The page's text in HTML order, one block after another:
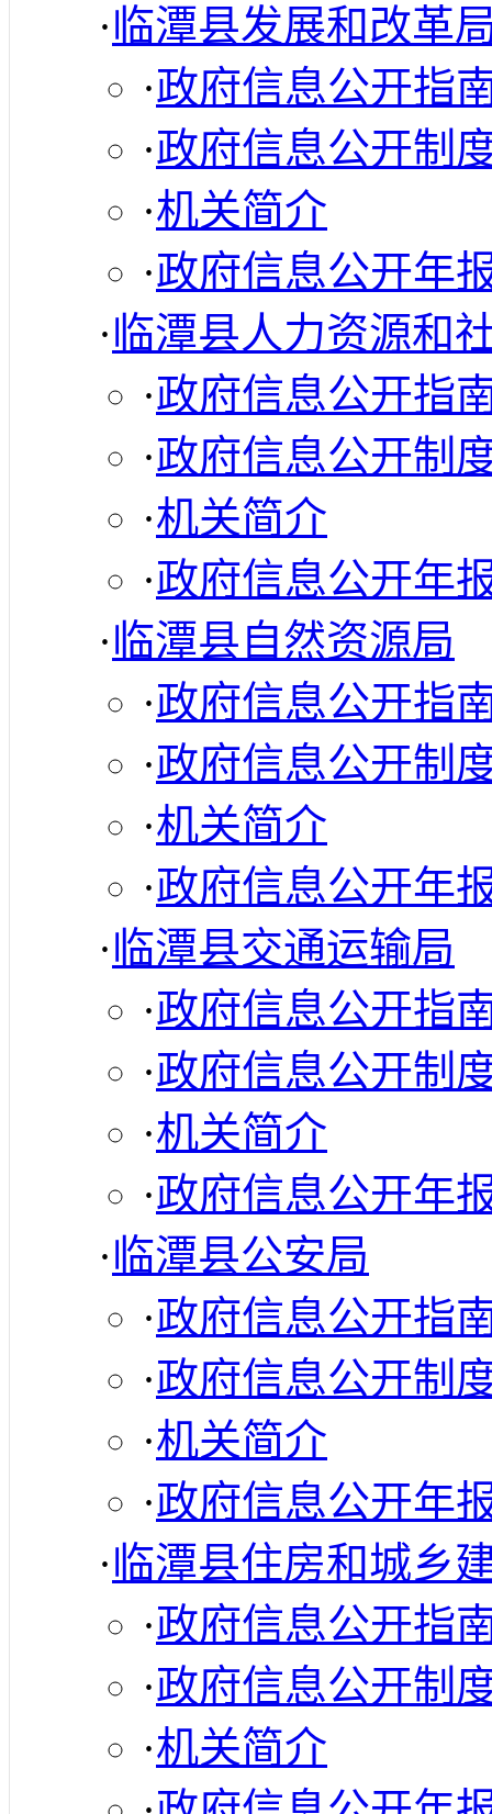
·临潭县发展和改革
·政府信息公开指
·政府信息公开制
·机关简介
·政府信息公开年
·临潭县人力资源和
·政府信息公开指
·政府信息公开制
·机关简介
·政府信息公开年
·临潭县自然资源局
·政府信息公开指
·政府信息公开制
·机关简介
·政府信息公开年
·临潭县交通运输局
·政府信息公开指
·政府信息公开制
·机关简介
·政府信息公开年
·临潭县公安局
·政府信息公开指
·政府信息公开制
·机关简介
·政府信息公开年
·临潭县住房和城乡
·政府信息公开指
·政府信息公开制
·机关简介